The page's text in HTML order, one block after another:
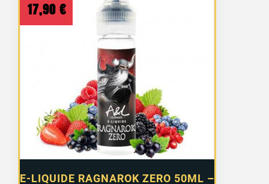
E-LIQUIDE RAGNAROK ZERO 50ML –
17,90 €